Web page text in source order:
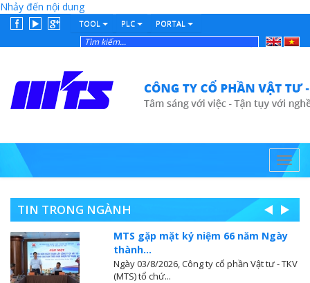
Nhảy đến nội dung
PORTAL
PLC
TOOL
English Tiếng
Việt
TIN TRONG NGÀNH
MTS gặp mặt kỷ niệm 66 năm Ngày
thành...
Ngày 03/8/2026, Công ty cổ phần Vật tư - TKV
(MTS) tổ chứ...